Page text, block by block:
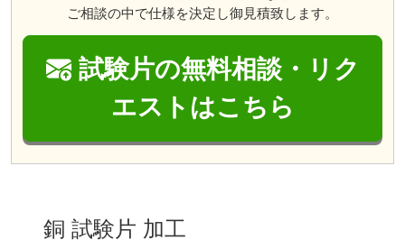
ご相談の中で仕様を決定し御見積致します。
試験片の無料相談・リク
エストはこちら
銅 試験片 加工